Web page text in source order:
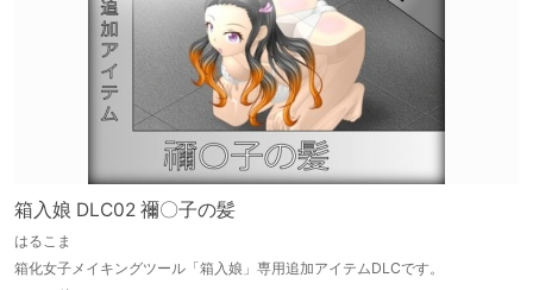
箱入娘 DLC02 禰〇子の髪
はるこま
箱化女子メイキングツール「箱入娘」専用追加アイテムDLCです。